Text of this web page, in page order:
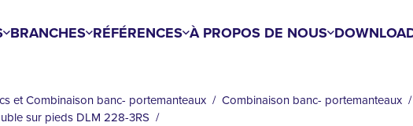
BRANCHES RÉFÉRENCES À PROPOS DE NOUS
et Combinaison banc- portemanteaux
Combinaison banc- portemanteaux
sur pieds DLM 228-3RS